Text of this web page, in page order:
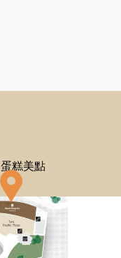
蛋糕美點